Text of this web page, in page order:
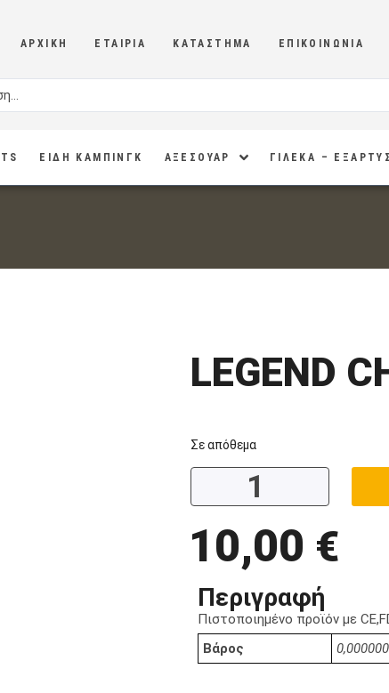
ΑΡΧΙΚΉ ΕΤΑΙΡΊΑ ΚΑΤΆΣΤΗΜΑ ΕΠΙΚΟΙΝΩΝΊΑ
ΕΙΔΗ ΚΑΜΠΙΝΓΚ ΑΞΕΣΟΥΑΡ ΓΙΛΕΚΑ –
LEGEND
Σε απόθεμα
10,00 €
Περιγραφή
Πιστοποιημένο προϊόν με
Βάρος